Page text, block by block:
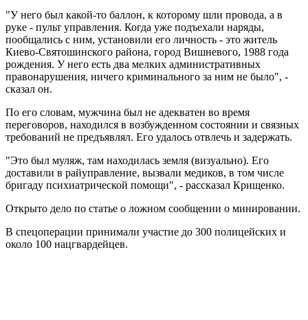
"У него был какой-то баллон, к которому шли провода, а в
руке - пульт управления. Когда уже подъехали наряды,
пообщались с ним, установили его личность - это житель
Киево-Святошинского района, город Вишневого, 1988 года
рождения. У него есть два мелких административных
правонарушения, ничего криминального за ним не было", -
сказал он.
По его словам, мужчина был не адекватен во время
переговоров, находился в возбужденном состоянии и связных
требований не предъявлял. Его удалось отвлечь и задержать.
"Это был муляж, там находилась земля (визуально). Его
доставили в райуправление, вызвали медиков, в том числе
бригаду психиатрической помощи", - рассказал Крищенко.
Открыто дело по статье о ложном сообщении о минировании.
В спецоперации принимали участие до 300 полицейских и
около 100 нацгвардейцев.